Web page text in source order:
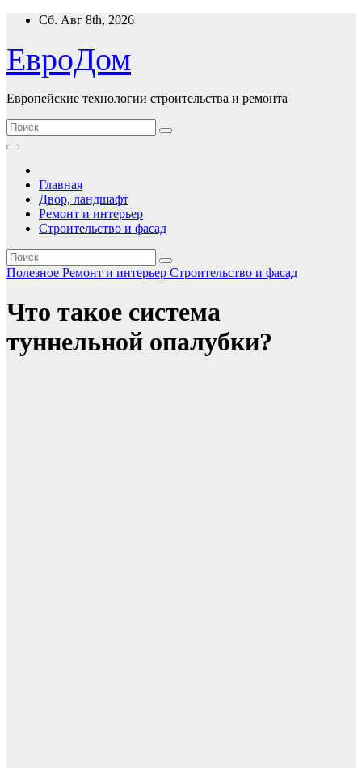
Перейти
содержимому
Сб. Авг 8th, 2026
ЕвроДом
Европейские технологии строительства и ремонта
Главная
Двор, ландшафт
Ремонт и интерьер
Строительство и фасад
Полезнoe Ремонт и интерьер Строительство и фасад
Что такое система
туннельной опалубки?